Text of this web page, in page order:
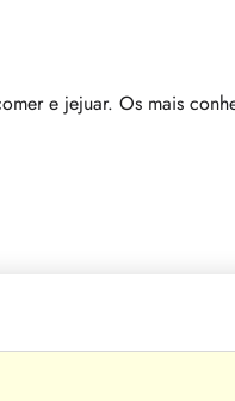
e jejuar. Os mais